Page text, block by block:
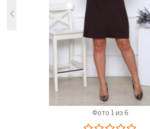
Фото 1 из 6